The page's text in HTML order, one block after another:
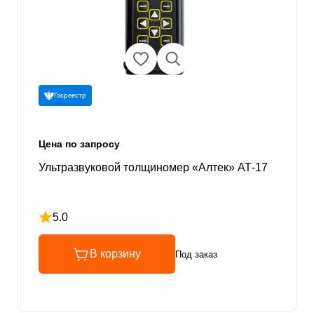
Госреестр
Цена по запросу
Ультразвуковой толщиномер «Алтек» АТ-17
5.0
Рейтинг 5 из 5
В корзину Под заказ